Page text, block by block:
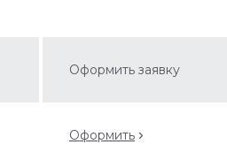
Оформить заявку
Оформить